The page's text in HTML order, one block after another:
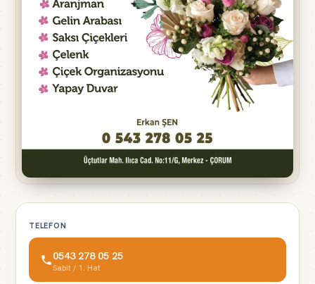
TELEFON
0543 278 05 25
Sabit / 1. Hat